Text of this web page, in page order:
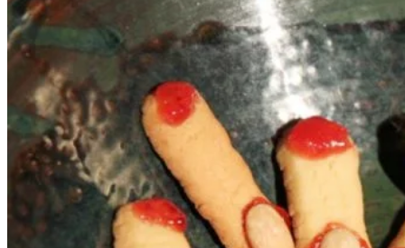
Školstvo
Nitriansky kraj
Tipy
Výlet
Turistika
Hrady
Podujatia
Výstava
Festival
Divadlo
Ubytovanie
Wellness
Gastro
Víno